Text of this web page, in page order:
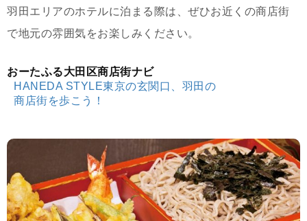
羽田エリアのホテルに泊まる際は、ぜひお近くの商店街
で地元の雰囲気をお楽しみください。
おーたふる大田区商店街ナビ
HANEDA STYLE東京の玄関口、羽田の
商店街を歩こう！